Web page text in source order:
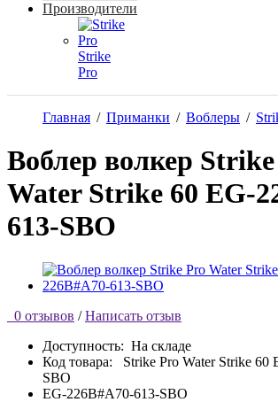
Производители
Strike
Pro
Главная / Приманки / Воблеры /
Воблер волкер
Water Strike 60 EG-
613-SBO
0 отзывов / Написать отзыв
Доступность: На складе
Код товара:
Strike Pro Water Strike 60
SBO
EG-226B#A70-613-SBO